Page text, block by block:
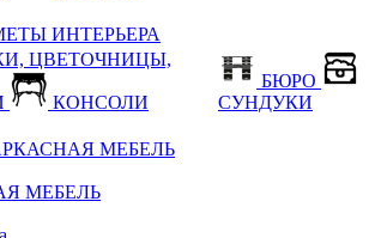
ИНТЕРЬЕРА
ЦВЕТОЧНИЦЫ,
КОНСОЛИ
БЮРО
СУНДУКИ
МЕБЕЛЬ
МЕБЕЛЬ